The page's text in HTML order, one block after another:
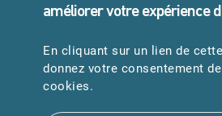
URGENCES
Samu : 15
Pompiers : 18
améliorer votre expérience
En cliquant sur un lien de
donnez votre consentement
cookies.